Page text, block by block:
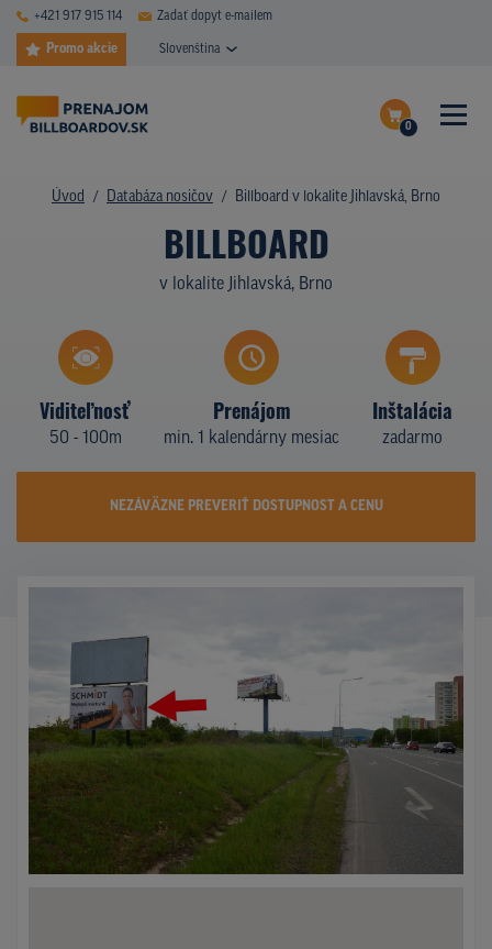
+421 917 915 114 Zadať dopyt e-mailem
Promo akcie Slovenština
0
Dokončiť dopyt
Zobraziť nosiče na mape
DATABÁZA NOSIČOV
PLOCHY V AKCII
TYPY NOSIČOV
Z PRAXE
Úvod Databáza nosičov Billboard v lokalite Jihlavská, Brno
BILLBOARD
v lokalite Jihlavská, Brno
Viditeľnosť
50 - 100m
Prenájom
min. 1 kalendárny mesiac
Inštalácia
zadarmo
NEZÁVÄZNE PREVERIŤ DOSTUPNOST A CENU